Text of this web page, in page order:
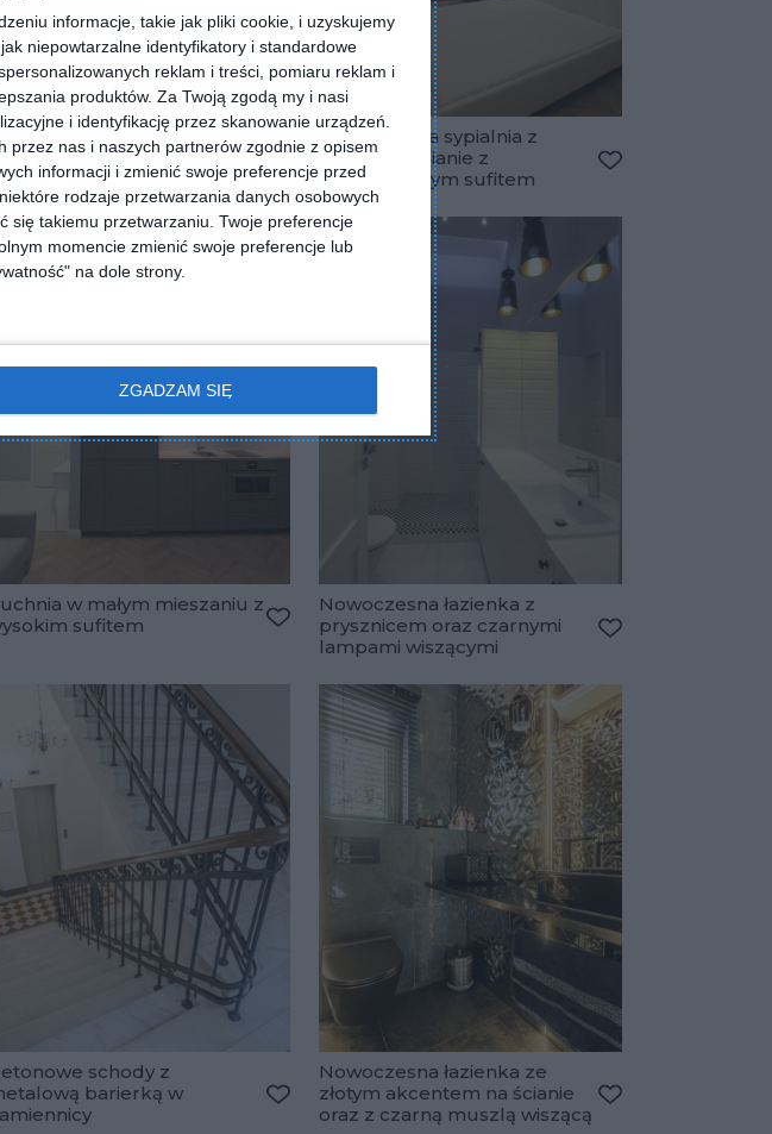
informacje, takie jak pliki cookie, i uzyskujemy
niepowtarzalne identyfikatory i standardowe
reklam i treści, pomiaru reklam i
produktów. Za Twoją zgodą my i nasi
i identyfikację przez skanowanie urządzeń.
przez nas i naszych partnerów zgodnie z opisem
informacji i zmienić swoje preferencje przed
rodzaje przetwarzania danych osobowych
się takiemu przetwarzaniu. Twoje preferencje
momencie zmienić swoje preferencje lub
na dole strony.
ZGADZAM SIĘ
ulubionych
z balkonem w
kamiennicy
Dodaj do ulubionych
Nowoczesna sypialnia z
tapetą na ścianie z
podwieszanym sufitem
do ulubionych
w małym mieszaniu z
sufitem
Dodaj do ulubionych
Nowoczesna łazienka z
prysznicem oraz czarnymi
lampami wiszącymi
do ulubionych
schody z
barierką w
Dodaj do ulubionych
Nowoczesna łazienka ze
złotym akcentem na ścianie
oraz z czarną muszlą wiszącą